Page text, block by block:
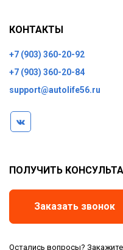
КОНТАКТЫ
+7 (903) 360-20-92
+7 (903) 360-20-84
support@autolife56.ru
ПОЛУЧИТЬ
Заказать звонок
Остались вопросы?